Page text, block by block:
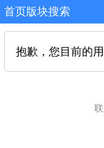
首页版块搜索
抱歉，您目前的